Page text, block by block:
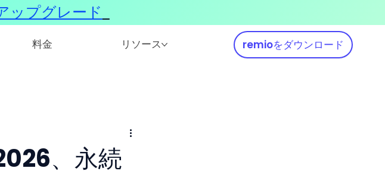
料金 リソース remioをダウンロード
、永続
ップグレード